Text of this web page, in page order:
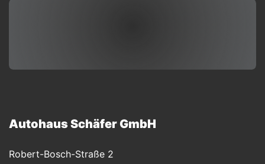
Autohaus Schäfer GmbH
Robert-Bosch-Straße 2